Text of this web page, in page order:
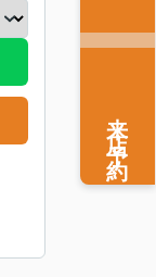
来店予約